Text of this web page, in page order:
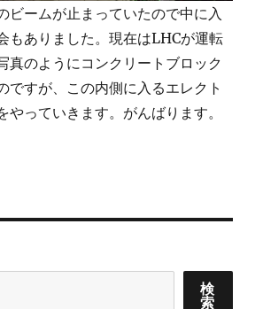
ビームが止まっていたので中に入
もありました。現在はLHCが運転
真のようにコンクリートブロック
ですが、この内側に入るエレクト
やっていきます。がんばります。
検
索